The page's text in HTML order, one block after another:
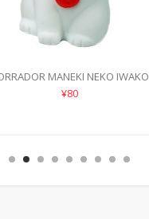
MANEKI NEKO IWAKO
¥80